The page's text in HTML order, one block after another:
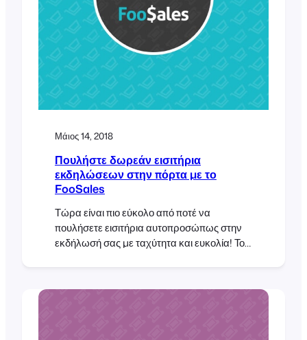
Μάιος 14, 2018
Πουλήστε δωρεάν εισιτήρια
εκδηλώσεων στην πόρτα με το
FooSales
Τώρα είναι πιο εύκολο από ποτέ να
πουλήσετε εισιτήρια αυτοπροσώπως στην
εκδήλωσή σας με ταχύτητα και ευκολία! Το
εφαρμογή για το WooCommerce από την